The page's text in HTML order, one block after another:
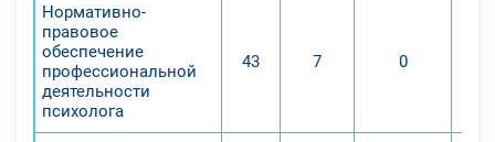
Нормативно-
правовое
обеспечение
профессиональной
деятельности
психолога
43 7 0